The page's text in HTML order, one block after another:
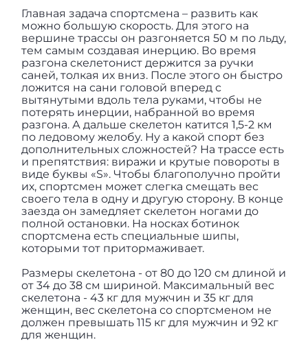
Главная задача спортсмена – развить как
можно большую скорость. Для этого на
вершине трассы он разгоняется 50 м по льду,
тем самым создавая инерцию. Во время
разгона скелетонист держится за ручки
саней, толкая их вниз. После этого он быстро
ложится на сани головой вперед с
вытянутыми вдоль тела руками, чтобы не
потерять инерции, набранной во время
разгона. А дальше скелетон катится 1,5-2 км
по ледовому желобу. Ну а какой спорт без
дополнительных сложностей? На трассе есть
и препятствия: виражи и крутые повороты в
виде буквы «S». Чтобы благополучно пройти
их, спортсмен может слегка смещать вес
своего тела в одну и другую сторону. В конце
заезда он замедляет скелетон ногами до
полной остановки. На носках ботинок
спортсмена есть специальные шипы,
которыми тот притормаживает.
Размеры скелетона - от 80 до 120 см длиной и
от 34 до 38 см шириной. Максимальный вес
скелетона - 43 кг для мужчин и 35 кг для
женщин, вес скелетона со спортсменом не
должен превышать 115 кг для мужчин и 92 кг
для женщин.